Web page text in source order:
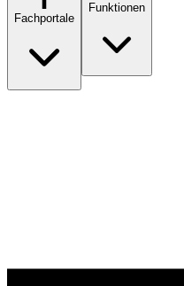
Fachportale
Funktionen